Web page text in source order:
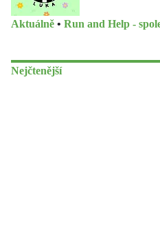
Aktuálně • Run and Help -
Nejčtenější